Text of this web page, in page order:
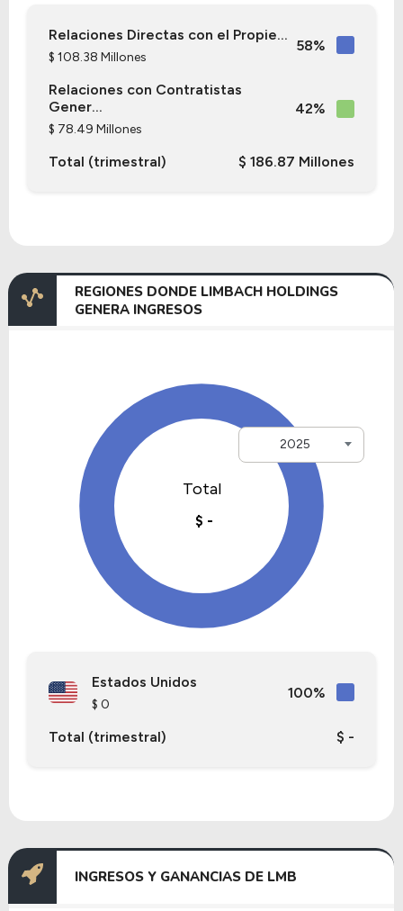
Relaciones Directas con el Propie...
$ 108.38 Millones
58%
Relaciones con Contratistas
Gener...
$ 78.49 Millones
42%
Total (trimestral) $ 186.87 Millones
REGIONES DONDE LIMBACH HOLDINGS
GENERA INGRESOS
2025
Estados Unidos
$ 0
100%
Total (trimestral) $ -
INGRESOS Y GANANCIAS DE LMB